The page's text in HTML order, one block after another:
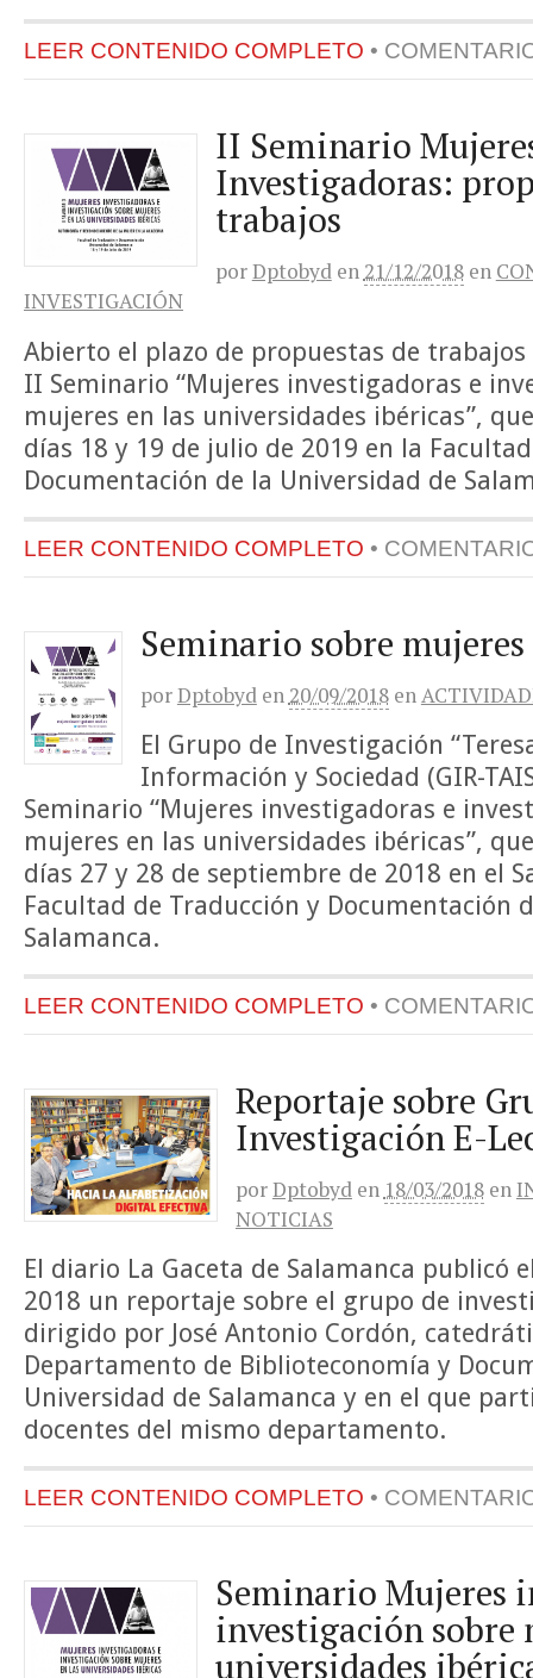
LEER CONTENIDO COMPLETO •
II Seminario
Investigadoras:
trabajos
porDptobyd en 21/12/2018 en
INVESTIGACIÓN
Abierto el plazo de propuestas de
II Seminario “Mujeres investigadoras e
mujeres en las universidades ibéricas”,
días 18 y 19 de julio de 2019 en la
Documentación de la Universidad de
LEER CONTENIDO COMPLETO •
Seminario sobre
porDptobyd en 20/09/2018 en
El Grupo de Investigación
Información y Sociedad (GIR-
Seminario “Mujeres investigadoras e
mujeres en las universidades ibéricas”,
días 27 y 28 de septiembre de 2018 en el
Facultad de Traducción y Documentación
Salamanca.
LEER CONTENIDO COMPLETO •
Reportaje sobre
Investigación E-
porDptobyd en 18/03/2018 en
NOTICIAS
El diario La Gaceta de Salamanca publicó
2018 un reportaje sobre el grupo de
dirigido por José Antonio Cordón,
Departamento de Biblioteconomía y
Universidad de Salamanca y en el que
docentes del mismo departamento.
LEER CONTENIDO COMPLETO •
Seminario Mujeres
investigación sobre
universidades